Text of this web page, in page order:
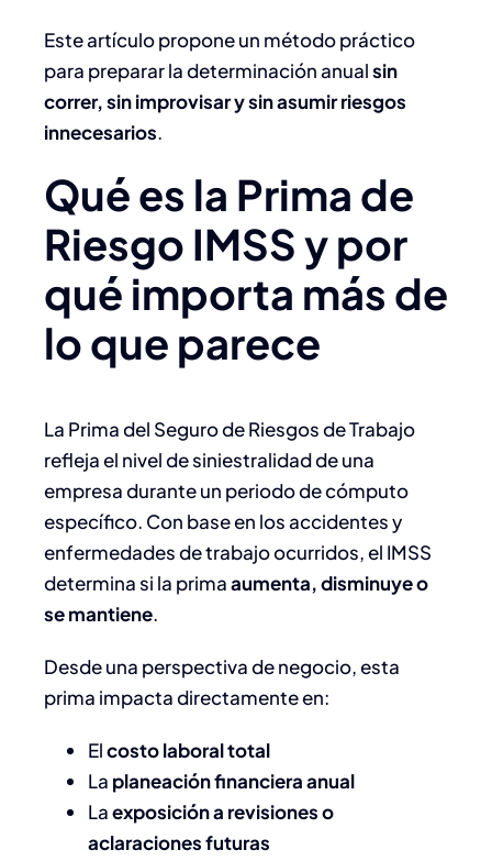
Este artículo propone un método práctico
para preparar la determinación anualsin
correr, sin improvisar y sin asumir riesgos
innecesarios.
Qué es la Prima de
Riesgo IMSS y por
qué importa más de
lo que parece
La Prima del Seguro de Riesgos de Trabajo
refleja el nivel de siniestralidad de una
empresa durante un periodo de cómputo
específico. Con base en los accidentes y
enfermedades de trabajo ocurridos, el IMSS
determina si la primaaumenta, disminuye o
se mantiene.
Desde una perspectiva de negocio, esta
prima impacta directamente en:
Elcosto laboral total
La planeación financiera anual
Laexposición a revisiones o
aclaraciones futuras